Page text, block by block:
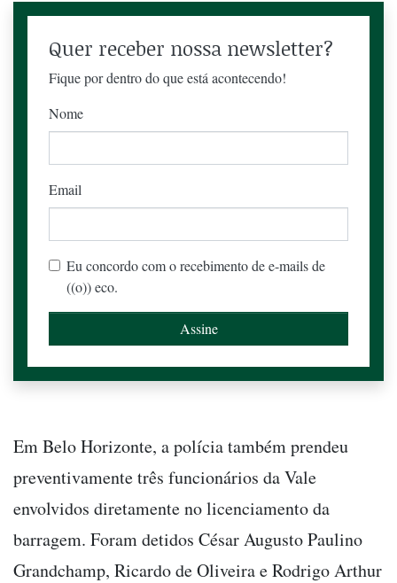
Quer receber nossa newsletter?
Fique por dentro do que está acontecendo!
Nome
Email
Eu concordo com o recebimento de e-mails de
((o)) eco.
Em Belo Horizonte, a polícia também prendeu
preventivamente três funcionários da Vale
envolvidos diretamente no licenciamento da
barragem. Foram detidos César Augusto Paulino
Grandchamp, Ricardo de Oliveira e Rodrigo Arthur